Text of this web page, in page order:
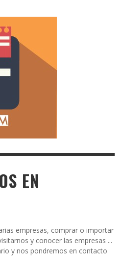
EN
empresas, comprar o importar
y conocer las empresas ...
y nos pondremos en contacto